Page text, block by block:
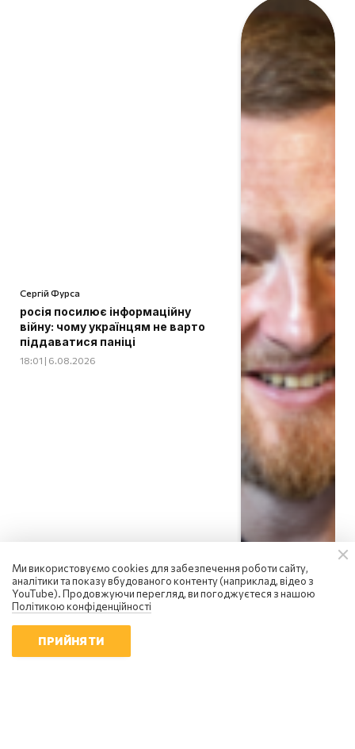
Сергій Фурса
росія посилює інформаційну
війну: чому українцям не варто
піддаватися паніці
18:01 | 6.08.2026
Ми використовуємо cookies для забезпечення роботи сайту,
аналітики та показу вбудованого контенту (наприклад, відео з
YouTube). Продовжуючи перегляд, ви погоджуєтеся з нашою
Політикою конфіденційності
ПРИЙНЯТИ